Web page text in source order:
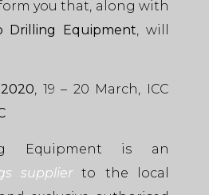
you that, along with
Drilling Equipment, will
, 19 – 20 March, ICC
Equipment is an
supplierto the local